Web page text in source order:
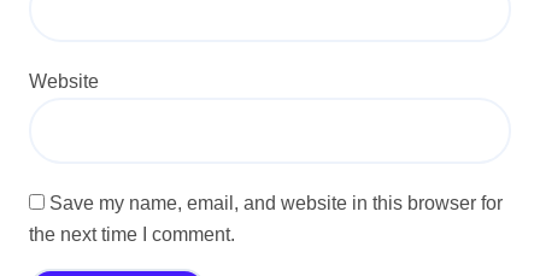
Website
Save my name, email, and website in this browser for
the next time I comment.